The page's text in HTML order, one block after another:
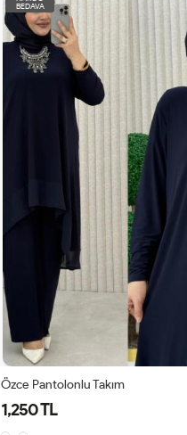
BEDAVA
Özce Pantolonlu Takım
1,250 TL